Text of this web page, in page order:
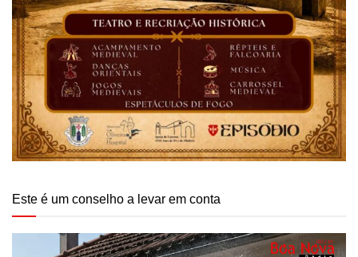
Este é um conselho a levar em conta